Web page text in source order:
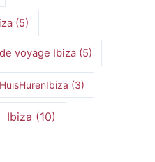
(5)
voyage Ibiza(5)
HuisHurenIbiza (3)
Ibiza (10)